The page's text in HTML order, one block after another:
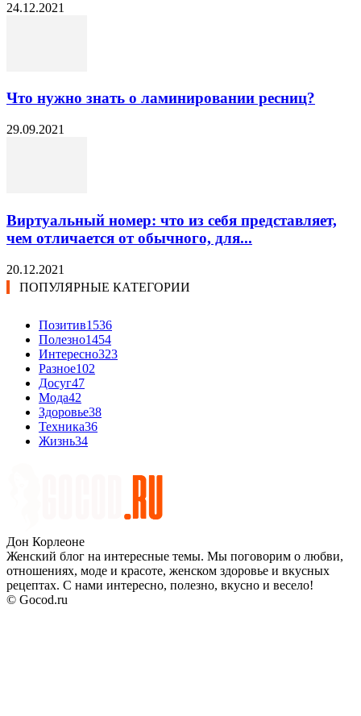
24.12.2021
Что нужно знать о ламинировании ресниц?
29.09.2021
Виртуальный номер: что из себя представляет,
чем отличается от обычного, для...
20.12.2021
ПОПУЛЯРНЫЕ КАТЕГОРИИ
Позитив1536
Полезно1454
Интересно323
Разное102
Досуг47
Мода42
Здоровье38
Техника36
Жизнь34
Дон Корлеоне
Женский блог на интересные темы. Мы поговорим о любви,
отношениях, моде и красоте, женском здоровье и вкусных
рецептах. С нами интересно, полезно, вкусно и весело!
© Gocod.ru